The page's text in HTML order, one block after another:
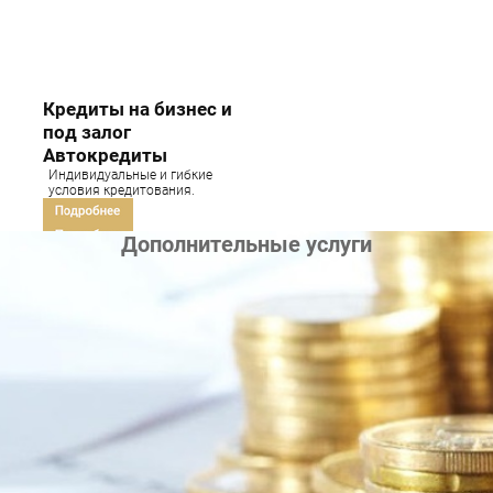
Кредиты на бизнес и
под залог
Автокредиты
Индивидуальные и гибкие
условия кредитования.
Кредитная карта
Закажите вашу кредитную
историю в разных кредитных
Дополнительные услуги